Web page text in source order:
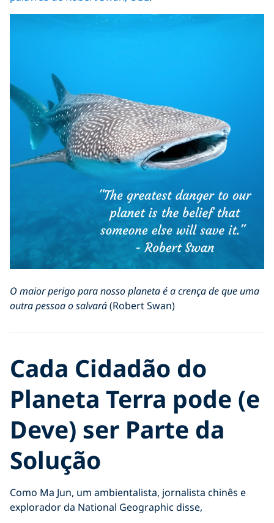
O maior perigo para nosso planeta é a crença de que uma
outra pessoa o salvará(Robert Swan)
Cada Cidadão do
Planeta Terra pode (e
Deve) ser Parte da
Solução
Como Ma Jun, um ambientalista, jornalista chinês e
explorador da National Geographic disse,